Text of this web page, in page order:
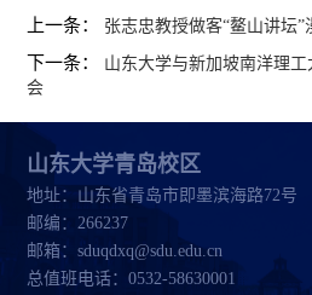
上一条： 张志忠教授做客“鳌山讲坛
下一条： 山东大学与新加坡南洋理
会
山东大学青岛校区
地址：山东省青岛市即墨滨海路72号
邮编：266237
邮箱：sduqdxq@sdu.edu.cn
总值班电话：0532-58630001